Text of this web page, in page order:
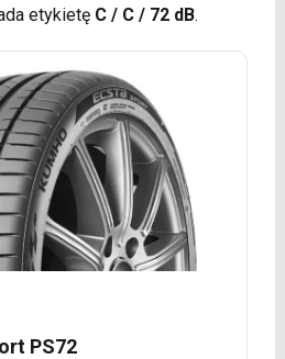
etykietę C / C / 72 dB.
PS72